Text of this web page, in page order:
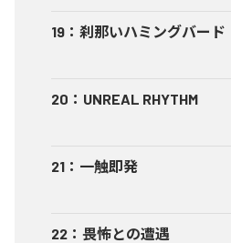
19 ： 刹那いハミングバード
20 ： UNREAL RHYTHM
21 ： 一触即発
22 ： 畏怖との遭遇